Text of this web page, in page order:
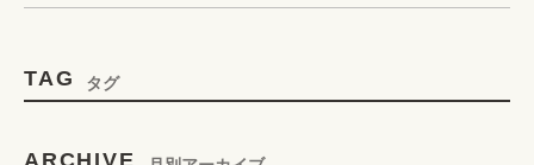
TAG タグ
ARCHIVE